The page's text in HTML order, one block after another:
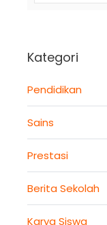
Kategori
Pendidikan
Sains
Prestasi
Berita Sekolah
Karya Siswa